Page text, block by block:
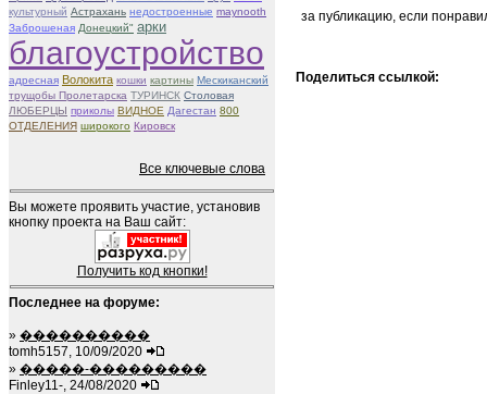
культурный Астрахань недостроенные maynooth
Заброшеная Донецкий" арки
благоустройство
адресная Волокита кошки картины Мескиканский
трущобы Пролетарска ТУРИНСК Столовая
ЛЮБЕРЦЫ приколы ВИДНОЕ Дагестан 800
ОТДЕЛЕНИЯ широкого Кировск
Все ключевые слова
Вы можете проявить участие, установив
кнопку проекта на Ваш сайт:
Получить код кнопки!
Последнее на форуме:
» ����������
tomh5157, 10/09/2020
» �����-���������
Finley11-, 24/08/2020
за публикацию, если
Поделиться ссылкой: